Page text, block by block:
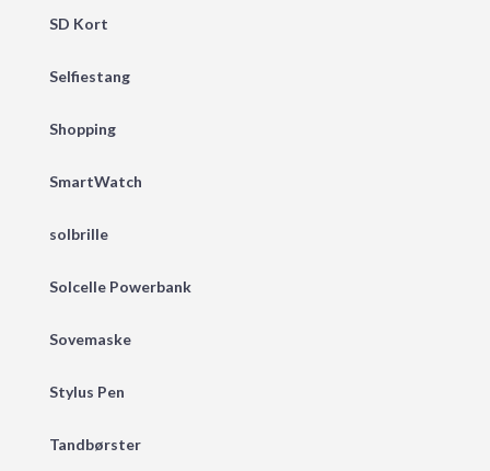
SD Kort
Selfiestang
Shopping
SmartWatch
solbrille
Solcelle Powerbank
Sovemaske
Stylus Pen
Tandbørster